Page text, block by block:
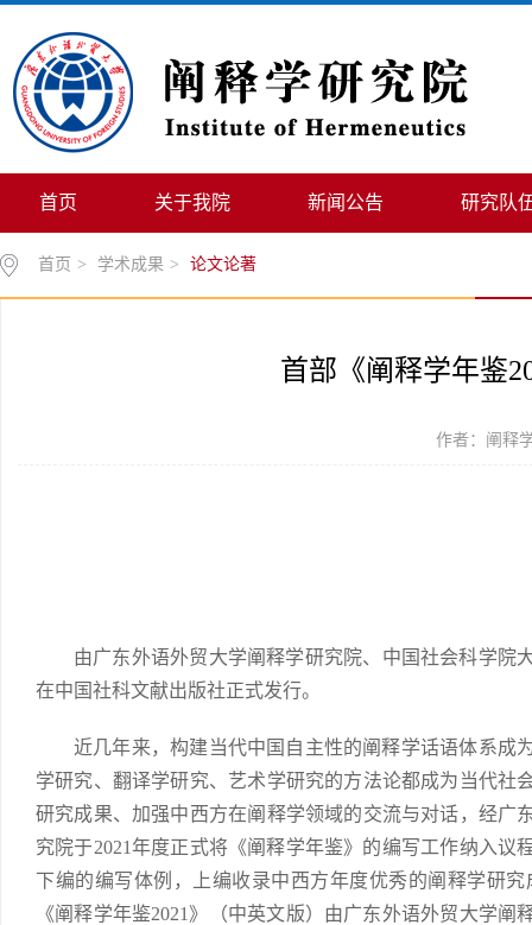
首页 关于我院 新闻公告 研究队
首页 > 学术成果 > 论文论著
首部《阐释学年鉴
作者：阐释
由广东外语外贸大学阐释学研究院、中国社会科学院
在中国社科文献出版社正式发行。
近几年来，构建当代中国自主性的阐释学话语体系成
学研究、翻译学研究、艺术学研究的方法论都成为当代
研究成果、加强中西方在阐释学领域的交流与对话，经广
究院于2021年度正式将《阐释学年鉴》的编写工作纳入
下编的编写体例，上编收录中西方年度优秀的阐释学研
《阐释学年鉴2021》（中英文版）由广东外语外贸大学